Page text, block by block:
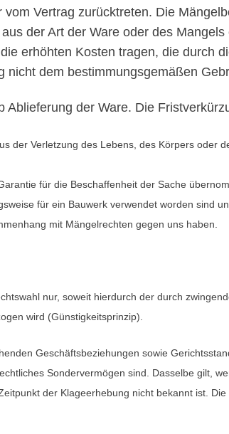
Vertrag zurücktreten. Die
der Art der Ware oder des
erhöhten Kosten tragen, die durch
nicht dem bestimmungsgemäßen
der Ware. Die
der Verletzung des Lebens, des Körpers oder
für die Beschaffenheit der Sache
für ein Bauwerk verwendet worden sind
mit Mängelrechten gegen uns haben.
nur, soweit hierdurch der durch
wird (Günstigkeitsprinzip).
Geschäftsbeziehungen sowie
Sondervermögen sind. Dasselbe gilt,
der Klageerhebung nicht bekannt ist.